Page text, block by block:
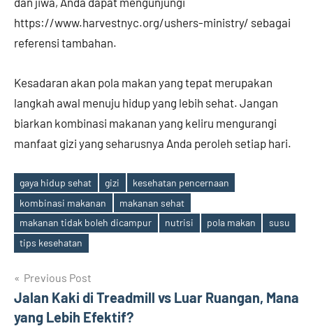
https://www.harvestnyc.org/ushers-ministry/ sebagai
referensi tambahan.
Kesadaran akan pola makan yang tepat merupakan
langkah awal menuju hidup yang lebih sehat. Jangan
biarkan kombinasi makanan yang keliru mengurangi
manfaat gizi yang seharusnya Anda peroleh setiap hari.
Tags
gaya hidup sehat gizi
kesehatan pencernaan
kombinasi makanan
makanan sehat
makanan tidak boleh dicampur
nutrisi pola makan
susu
tips kesehatan
Post
navigation
Previous Post
Jalan Kaki di Treadmill vs Luar Ruangan, Mana
yang Lebih Efektif?